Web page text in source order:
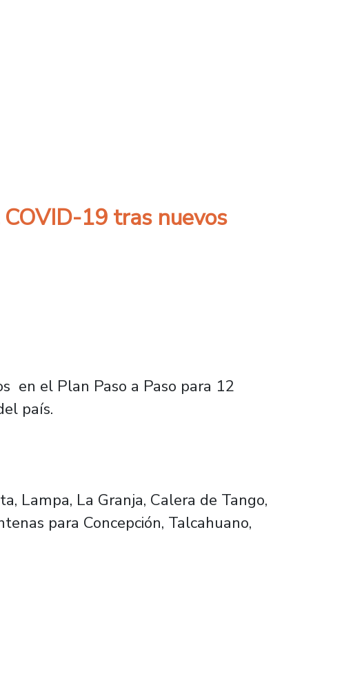
desde ferias libres en cuarentena de fin de
19 tras nuevos
en el Plan Paso a Paso para 12
país.
Lampa, La Granja, Calera de Tango,
para Concepción, Talcahuano,